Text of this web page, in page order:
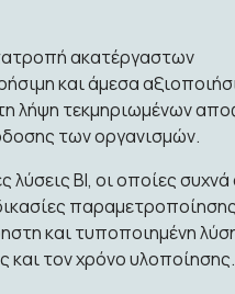
ακατέργαστων
και άμεσα
λήψη τεκμηριωμένων
των οργανισμών.
λύσεις BI, οι οποίες
και τυποποιημένη
και τον χρόνο υλοποίησης.